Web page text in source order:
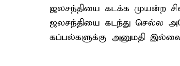
ஜலசந்தியை கடக்க முயன்ற
ஜலசந்தியை கடந்து செல்ல
கப்பல்களுக்கு அனுமதி இல்லை